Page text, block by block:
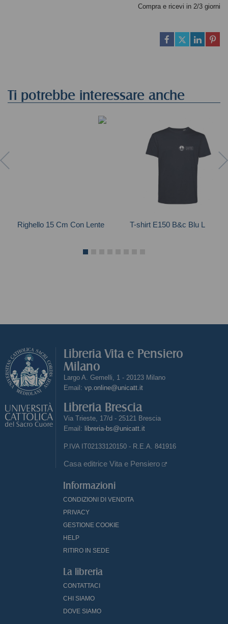
Compra e ricevi in 2/3 giorni
Ti potrebbe interessare anche
Righello 15 Cm Con Lente T-shirt E150 B&c Blu L
Libreria Vita e Pensiero
Milano
Largo A. Gemelli, 1 - 20123 Milano
Email: vp.online@unicatt.it
Libreria Brescia
Via Trieste, 17/d - 25121 Brescia
Email: libreria-bs@unicatt.it
P.IVA IT02133120150 - R.E.A. 841916
Casa editrice Vita e Pensiero
Informazioni
CONDIZIONI DI VENDITA
PRIVACY
GESTIONE COOKIE
HELP
RITIRO IN SEDE
La libreria
CONTATTACI
CHI SIAMO
DOVE SIAMO